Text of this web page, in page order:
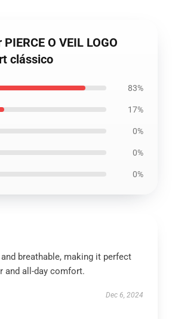
O VEIL LOGO
clássico
83%
17%
0%
0%
0%
breathable, making it perfect
and all-day comfort.
Dec 6, 2024